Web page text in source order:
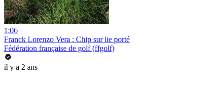
1:06
Franck Lorenzo Vera : Chip sur lie porté
Fédération française de golf (ffgolf)
il y a 2 ans